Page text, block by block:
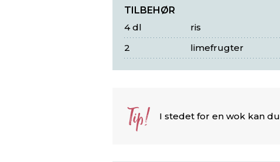
TILBEHØR
ris
4 dl
limefrugter
2
Tip! I stedet for en wok kan